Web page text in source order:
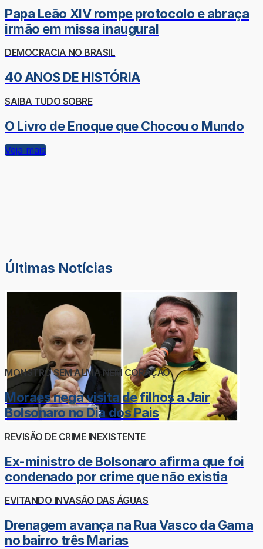
Papa Leão XIV rompe protocolo e abraça
irmão em missa inaugural
DEMOCRACIA NO BRASIL
40 ANOS DE HISTÓRIA
SAIBA TUDO SOBRE
O Livro de Enoque que Chocou o Mundo
Veja mais
Últimas Notícias
MONSTRO SEM ALMA NEM CORAÇÃO
Moraes nega visita de filhos a Jair
Bolsonaro no Dia dos Pais
REVISÃO DE CRIME INEXISTENTE
Ex-ministro de Bolsonaro afirma que foi
condenado por crime que não existia
EVITANDO INVASÃO DAS ÁGUAS
Drenagem avança na Rua Vasco da Gama
no bairro três Marias